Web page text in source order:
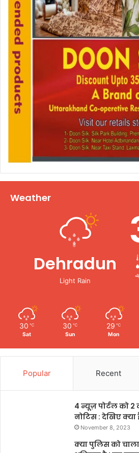
Weather
Dehradun
Light Rain
30 ℃
Sat
30 ℃
Sun
29 ℃
Mon
Popular Recent
4 न्यूज़ पोर्टल को 2
नोटिस : देखिए क्या
November 8, 2023
क्या पुलिस को